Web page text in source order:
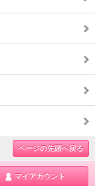
ページの先頭へ戻る
マイアカウント